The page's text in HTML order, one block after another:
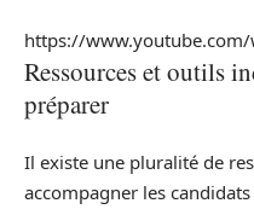
https://www.youtube.com/
Ressources et outils
préparer
Il existe une pluralité de
accompagner les